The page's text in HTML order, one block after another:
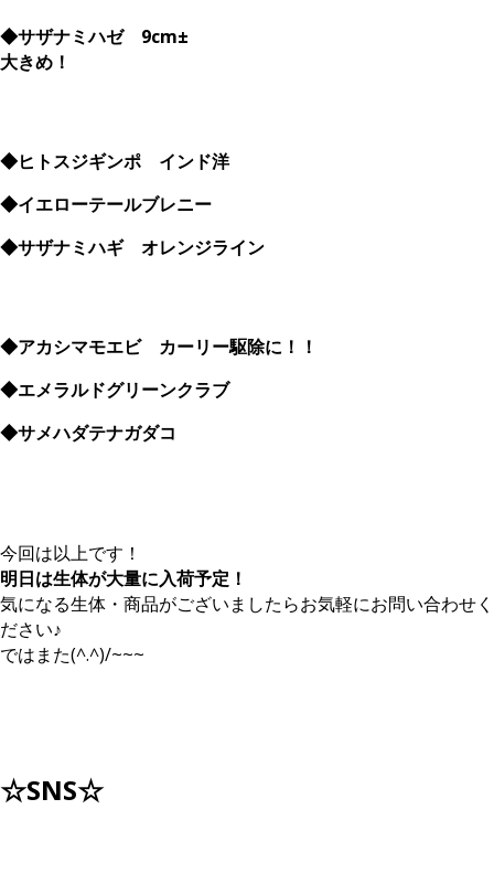
◆サザナミハゼ 9cm±
大きめ！
◆ヒトスジギンポ インド洋
◆イエローテールブレニー
◆サザナミハギ オレンジライン
◆アカシマモエビ カーリー駆除に！！
◆エメラルドグリーンクラブ
◆サメハダテナガダコ
今回は以上です！
明日は生体が大量に入荷予定！
気になる生体・商品がございましたらお気軽にお問い合わせく
ださい♪
ではまた(^.^)/~~~
☆SNS☆